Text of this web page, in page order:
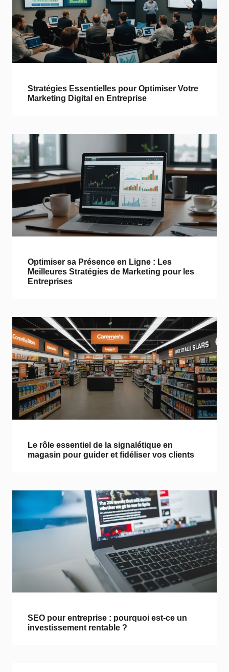
Stratégies Essentielles pour Optimiser Votre
Marketing Digital en Entreprise
Optimiser sa Présence en Ligne : Les
Meilleures Stratégies de Marketing pour les
Entreprises
Le rôle essentiel de la signalétique en
magasin pour guider et fidéliser vos clients
SEO pour entreprise : pourquoi est-ce un
investissement rentable ?